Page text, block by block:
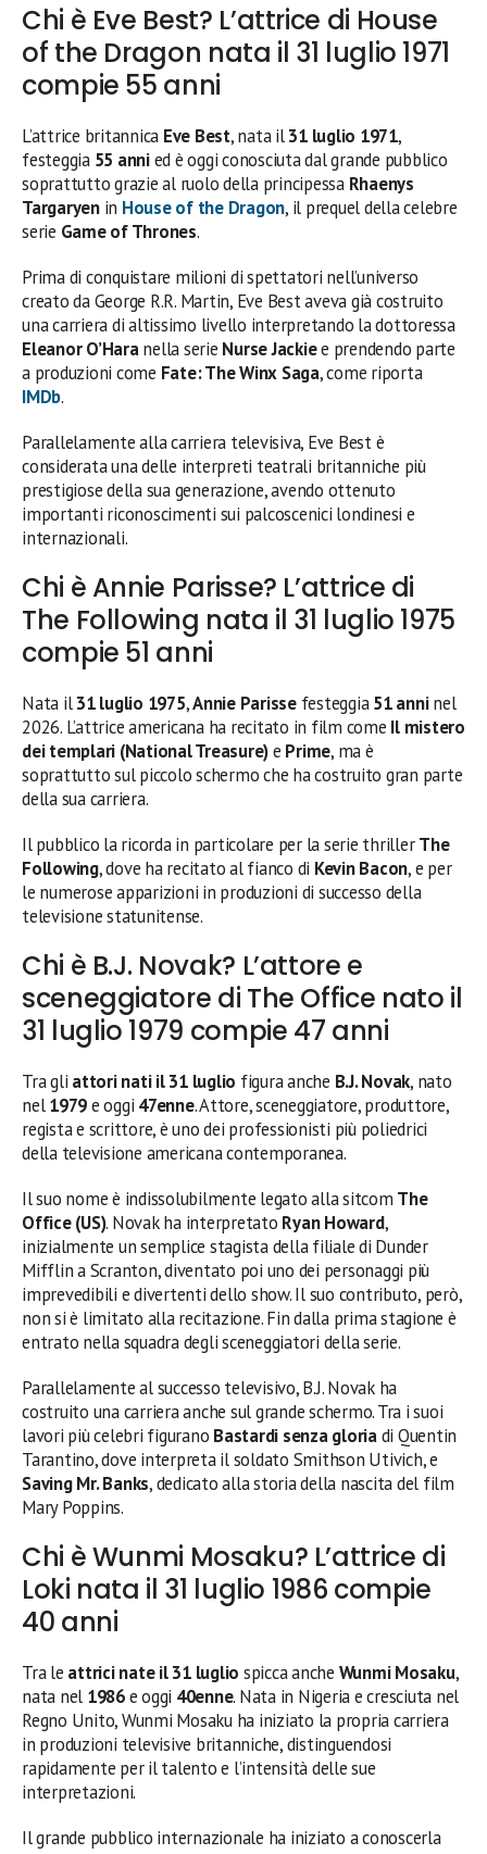
Chi è Eve Best? L’attrice di House
of the Dragon nata il 31 luglio 1971
compie 55 anni
L’attrice britannica Eve Best, nata il31 luglio 1971,
festeggia 55 annied è oggi conosciuta dal grande pubblico
soprattutto grazie al ruolo della principessa Rhaenys
Targaryenin House of the Dragon, il prequel della celebre
serie Game of Thrones.
Prima di conquistare milioni di spettatori nell’universo
creato da George R.R. Martin, Eve Best aveva già costruito
una carriera di altissimo livello interpretando la dottoressa
Eleanor O’Haranella serie Nurse Jackiee prendendo parte
a produzioni come Fate: The Winx Saga, come riporta
IMDb.
Parallelamente alla carriera televisiva, Eve Best è
considerata una delle interpreti teatrali britanniche più
prestigiose della sua generazione, avendo ottenuto
importanti riconoscimenti sui palcoscenici londinesi e
internazionali.
Chi è Annie Parisse? L’attrice di
The Following nata il 31 luglio 1975
compie 51 anni
Nata il31 luglio 1975,Annie Parissefesteggia51 anninel
2026. L’attrice americana ha recitato in film come Il mistero
dei templari (National Treasure)e Prime, ma è
soprattutto sul piccolo schermo che ha costruito gran parte
della sua carriera.
Il pubblico la ricorda in particolare per la serie thrillerThe
Following, dove ha recitato al fianco di Kevin Bacon, e per
le numerose apparizioni in produzioni di successo della
televisione statunitense.
Chi è B.J. Novak? L’attore e
sceneggiatore di The Office nato il
31 luglio 1979 compie 47 anni
Tra gli attori nati il 31 luglio figura anche B.J. Novak, nato
nel1979e oggi 47enne. Attore, sceneggiatore, produttore,
regista e scrittore, è uno dei professionisti più poliedrici
della televisione americana contemporanea.
Il suo nome è indissolubilmente legato alla sitcom The
Office (US). Novak ha interpretato Ryan Howard,
inizialmente un semplice stagista della filiale di Dunder
Mifflin a Scranton, diventato poi uno dei personaggi più
imprevedibili e divertenti dello show. Il suo contributo, però,
non si è limitato alla recitazione. Fin dalla prima stagione è
entrato nella squadra degli sceneggiatori della serie.
Parallelamente al successo televisivo, B.J. Novak ha
costruito una carriera anche sul grande schermo. Tra i suoi
lavori più celebri figurano Bastardi senza gloriadi Quentin
Tarantino, dove interpreta il soldato Smithson Utivich, e
Saving Mr. Banks, dedicato alla storia della nascita del film
Mary Poppins.
Chi è Wunmi Mosaku? L’attrice di
Loki nata il 31 luglio 1986 compie
40 anni
Tra le attrici nate il 31 luglio spicca anche Wunmi Mosaku,
nata nel 1986e oggi 40enne. Nata in Nigeria e cresciuta nel
Regno Unito, Wunmi Mosaku ha iniziato la propria carriera
in produzioni televisive britanniche, distinguendosi
rapidamente per il talento e l’intensità delle sue
interpretazioni.
Il grande pubblico internazionale ha iniziato a conoscerla